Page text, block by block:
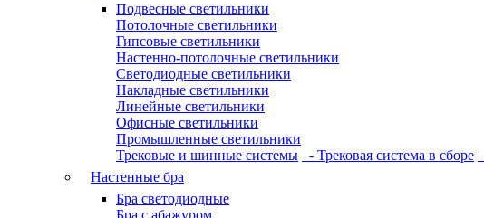
Подвесные светильники
Потолочные светильники
Гипсовые светильники
Настенно-потолочные светильники
Светодиодные светильники
Накладные светильники
Линейные светильники
Офисные светильники
Промышленные светильники
Трековые и шинные системы
- Трековая система в сборе
Настенные бра
Бра светодиодные
Бра с абажуром